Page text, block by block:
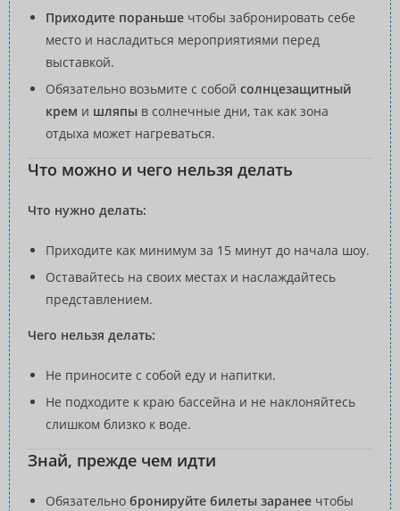
Приходите пораньше чтобы забронировать себе
место и насладиться мероприятиями перед
выставкой.
Обязательно возьмите с собой солнцезащитный
крем и шляпы в солнечные дни, так как зона
отдыха может нагреваться.
Что можно и чего нельзя делать
Что нужно делать:
Приходите как минимум за 15 минут до начала шоу.
Оставайтесь на своих местах и наслаждайтесь
представлением.
Чего нельзя делать:
Не приносите с собой еду и напитки.
Не подходите к краю бассейна и не наклоняйтесь
слишком близко к воде.
Знай, прежде чем идти
Обязательно бронируйте билеты заранее чтобы